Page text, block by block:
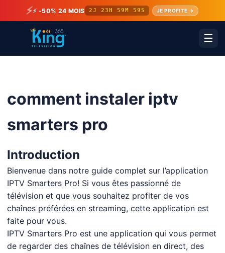
⚡⚡ -50% 24 MOIS 2J 23H 59M 59S JE PROFITE →
☰
comment instaler iptv
smarters pro
Introduction
Bienvenue dans notre guide complet sur l’application
IPTV Smarters Pro! Si vous êtes passionné de
télévision et que vous souhaitez profiter de vos
chaînes préférées en streaming, cette application est
faite pour vous.
IPTV Smarters Pro est une application qui vous permet
de regarder des chaînes de télévision en direct, des